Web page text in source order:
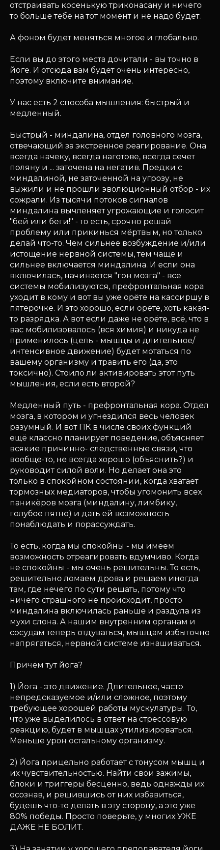
отстраивать косенькую триконасану и ничего
то больше тебе на тот момент и не надо будет.
А фоном будет меняться многое и глобально.
Если вы до этого места дочитали - вы точно в
йоге. И отсюда вам будет очень интересно,
поэтому включите внимание.
У нас есть 2 способа мышления: быстрый и
медленный.
Быстрый - миндалина, отдел головного мозга,
отвечающий за экстренное реагирование. Она
всегда начеку, всегда наготове, всегда сечет
поляну и ... заточена на негатив. Предки с
миндалиной, не заточенной на угрозу, не
выжили и не прошли эволюционный отбор - их
сожрали. Из тысячи потоков сигналов
миндалина вычленяет угрожающие и голосит
"бей или беги!" - то есть, срочно решай
проблему или прикинься мёртвым, но только
делай что-то. Чем сильнее возбуждение и/или
истощение нервной системы, тем чаще и
сильнее включается миндалина. И если она
включилась, начинается "гон мозга" - все
системы мобилизуются, префронтальная кора
уходит в кому и вот вы уже орёте на кассиршу в
пятёрочке. И это хорошо, если орёте, хоть какая-
то разрядка. А вот если даже не орёте, всё, что в
вас мобилизовалось (вся химия) и никуда не
применилось (цель - мышцы и длительное/
интенсивное движение) будет мотаться по
вашему организму и травить его (да, это
токсично). Стоило ли активировать этот путь
мышления, если есть второй?
Медленный путь - префронтальная кора. Отдел
мозга, в котором и угнездился весь человек
разумный. И вот ПК в числе своих функций
ещё классно планирует поведение, объясняет
всякие причинно- следственные связи, что
вообще-то, не всегда хорошо (объяснить?) и
руководит силой воли. Но делает она это
только в спокойном состоянии, когда хватает
тормозных медиаторов, чтобы угомонить всех
паникёров мозга (миндалину, лимбику,
голубое пятно) и дать ей возможность
понаблюдать и порассуждать.
То есть, когда мы спокойны - мы имеем
возможность отреагировать вдумчиво. Когда
не спокойны - мы очень решительны. То есть,
решительно ломаем дрова и решаем иногда
там, где нечего по сути решать, потому что
ничего страшного не происходит, просто
миндалина включилась раньше и раздула из
мухи слона. А нашим внутренним органам и
сосудам теперь отдуваться, мышцам избыточно
напрягаться, нервной системе изнашиваться.
Причём тут йога?
1) Йога - это движение. Длительное, часто
непредсказуемое и/или сложное, поэтому
требующее хорошей работы мускулатуры. То,
что уже выделилось в ответ на стрессовую
реакцию, будет в мышцах утилизироваться.
Меньше урон остальному организму.
2) Йога прицельно работает с тонусом мышц и
их чувствительностью. Найти свои зажимы,
блоки и триггеры бесценно, ведь однажды их
осознав, и решившись от них избавиться,
будешь что-то делать в эту сторону, а это уже
80% победы. Просто поверьте, у многих УЖЕ
ДАЖЕ НЕ БОЛИТ.